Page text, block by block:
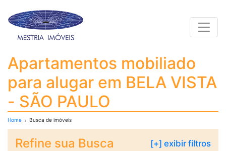
Apartamentos
Apartamentos mobiliado
para alugar em BELA VISTA
- SÃO PAULO
Home Busca de imóveis
Refine sua Busca [+] exibir filtros